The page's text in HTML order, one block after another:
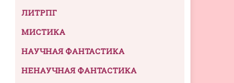
ЛИТРПГ
МИСТИКА
НАУЧНАЯ ФАНТАСТИКА
НЕНАУЧНАЯ ФАНТАСТИКА